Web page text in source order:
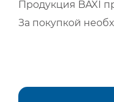
Продукция BAXI
За покупкой